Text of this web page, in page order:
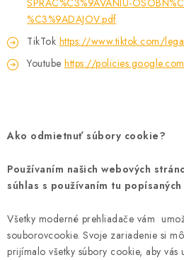
SPRAC%C3%9AVANIU-
%C3%9ADAJOV.pdf
TikTok https://www.tiktok.com/
Youtube https://
Ako odmietnuť súbory cookie?
Používaním našich webových
súhlas s používaním tu
Všetky moderné prehliadače vám
souborovcookie. Svoje zariadenie si
prijímalo všetky súbory cookie, aby